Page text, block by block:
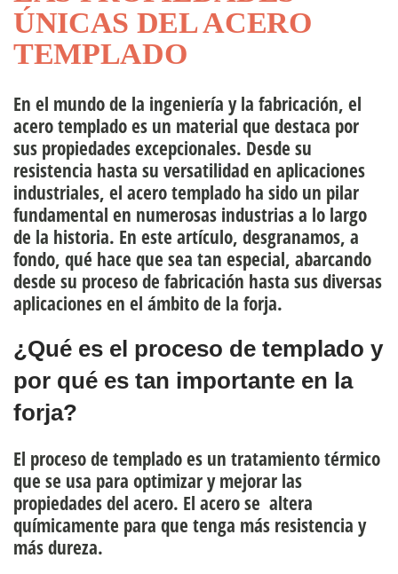
ÚNICAS DEL ACERO
TEMPLADO
En el mundo de la ingeniería y la fabricación, el
acero templadoes un material que destaca por
sus propiedades excepcionales. Desde su
resistencia hasta su versatilidad en aplicaciones
industriales, el acero templado ha sido un pilar
fundamental en numerosas industrias a lo largo
de la historia. En este artículo, desgranamos, a
fondo, qué hace que sea tan especial, abarcando
desde su proceso de fabricación hasta sus diversas
aplicaciones en el ámbito de la forja.
¿Qué es el proceso de templado y
por qué es tan importante en la
forja?
El proceso de templado es un tratamiento térmico
que se usa para optimizar y mejorar las
propiedades del acero. El acero se altera
químicamente para que tenga más resistencia y
más dureza.
directivo